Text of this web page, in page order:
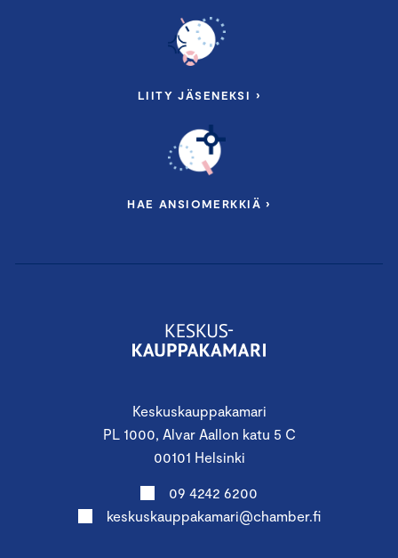
Keskuskauppakamari
PL 1000, Alvar Aallon katu 5 C
00101 Helsinki
09 4242 6200
keskuskauppakamari@chamber.fi
LIITY JÄSENEKSI ›
HAE ANSIOMERKKIÄ ›